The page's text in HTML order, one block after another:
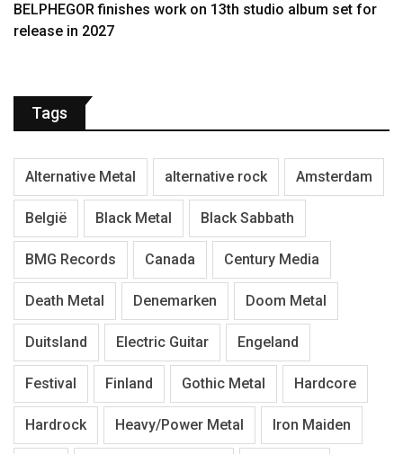
BELPHEGOR finishes work on 13th studio album set for
release in 2027
Tags
Alternative Metal alternative rock Amsterdam
België Black Metal Black Sabbath
BMG Records Canada Century Media
Death Metal Denemarken Doom Metal
Duitsland Electric Guitar Engeland
Festival Finland Gothic Metal Hardcore
Hardrock Heavy/Power Metal Iron Maiden